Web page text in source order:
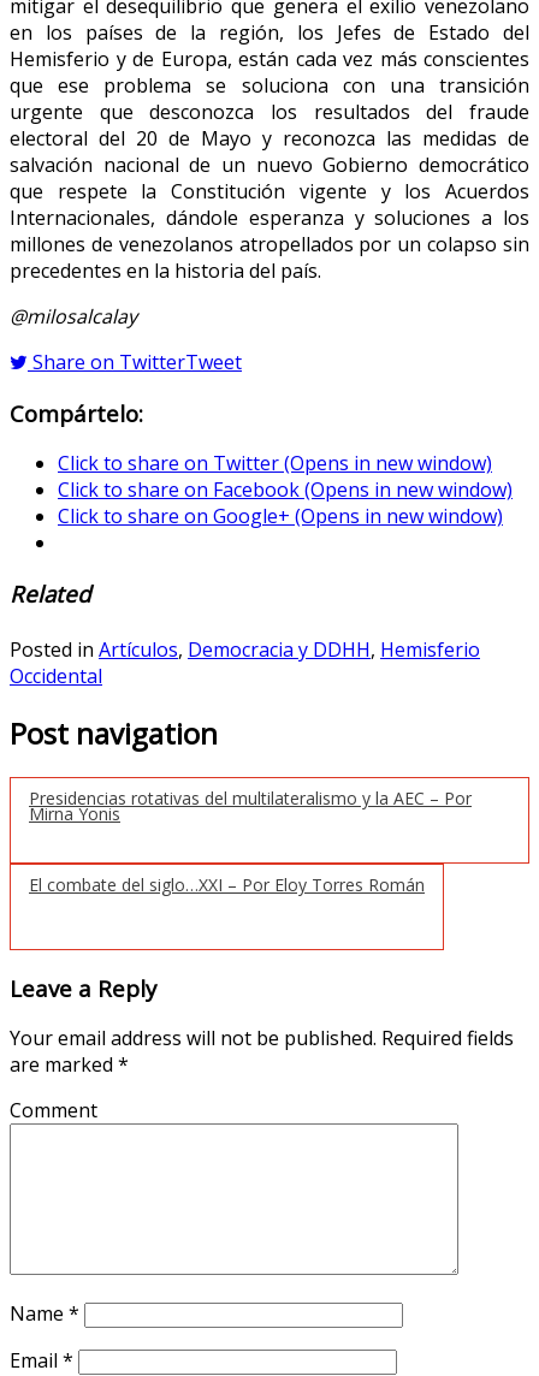
mitigar el desequilibrio que genera el exilio venezolano
en los países de la región, los Jefes de Estado del
Hemisferio y de Europa, están cada vez más conscientes
que ese problema se soluciona con una transición
urgente que desconozca los resultados del fraude
electoral del 20 de Mayo y reconozca las medidas de
salvación nacional de un nuevo Gobierno democrático
que respete la Constitución vigente y los Acuerdos
Internacionales, dándole esperanza y soluciones a los
millones de venezolanos atropellados por un colapso sin
precedentes en la historia del país.
@milosalcalay
Share on TwitterTweet
Compártelo:
Click to share on Twitter (Opens in new window)
Click to share on Facebook (Opens in new window)
Click to share on Google+ (Opens in new window)
Related
Posted in Artículos, Democracia y DDHH, Hemisferio
Occidental
Post navigation
Presidencias rotativas del multilateralismo y la AEC – Por
Mirna Yonis
El combate del siglo…XXI – Por Eloy Torres Román
Leave a Reply
Your email address will not be published. Required fields
are marked *
Comment
Name *
Email *